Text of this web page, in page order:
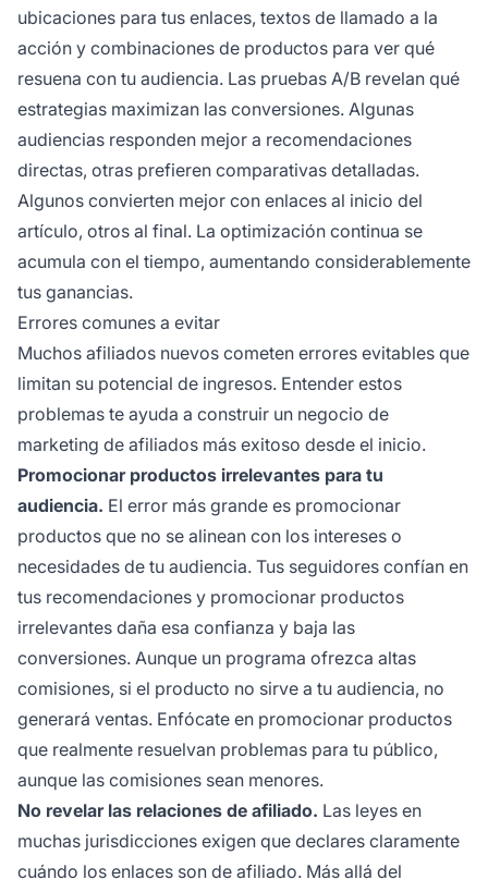
ubicaciones para tus enlaces, textos de llamado a la
acción y combinaciones de productos para ver qué
resuena con tu audiencia. Las pruebas A/B revelan qué
estrategias maximizan las conversiones. Algunas
audiencias responden mejor a recomendaciones
directas, otras prefieren comparativas detalladas.
Algunos convierten mejor con enlaces al inicio del
artículo, otros al final. La optimización continua se
acumula con el tiempo, aumentando considerablemente
tus ganancias.
Errores comunes a evitar
Muchos afiliados nuevos cometen errores evitables que
limitan su potencial de ingresos. Entender estos
problemas te ayuda a construir un negocio de
marketing de afiliados más exitoso desde el inicio.
Promocionar productos irrelevantes para tu
audiencia. El error más grande es promocionar
productos que no se alinean con los intereses o
necesidades de tu audiencia. Tus seguidores confían en
tus recomendaciones y promocionar productos
irrelevantes daña esa confianza y baja las
conversiones. Aunque un programa ofrezca altas
comisiones, si el producto no sirve a tu audiencia, no
generará ventas. Enfócate en promocionar productos
que realmente resuelvan problemas para tu público,
aunque las comisiones sean menores.
No revelar las relaciones de afiliado. Las leyes en
muchas jurisdicciones exigen que declares claramente
cuándo los enlaces son de afiliado. Más allá del